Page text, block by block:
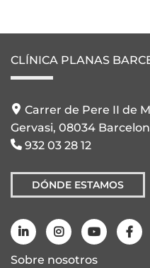
CLÍNICA PLANAS
Carrer de Pere II de
Gervasi, 08034
932 03 28 12
DÓNDE ESTAMOS
Sobre nosotros